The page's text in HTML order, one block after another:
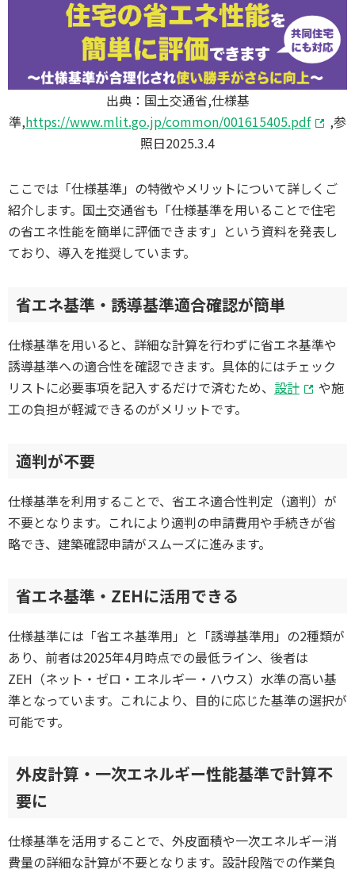
出典：国土交通省,仕様基
準,https://www.mlit.go.jp/common/001615405.pdf
,参
照日2025.3.4
ここでは「仕様基準」の特徴やメリットについて詳しくご
紹介します。国土交通省も「仕様基準を用いることで住宅
の省エネ性能を簡単に評価できます」という資料を発表し
ており、導入を推奨しています。
省エネ基準・誘導基準適合確認が簡単
仕様基準を用いると、詳細な計算を行わずに省エネ基準や
誘導基準への適合性を確認できます。具体的にはチェック
リストに必要事項を記入するだけで済むため、 設計
や施
工の負担が軽減できるのがメリットです。
適判が不要
仕様基準を利用することで、省エネ適合性判定（適判）が
不要となります。これにより適判の申請費用や手続きが省
略でき、建築確認申請がスムーズに進みます。
省エネ基準・ZEHに活用できる
仕様基準には「省エネ基準用」と「誘導基準用」の2種類が
あり、前者は2025年4月時点での最低ライン、後者は
ZEH（ネット・ゼロ・エネルギー・ハウス）水準の高い基
準となっています。これにより、目的に応じた基準の選択が
可能です。
外皮計算・一次エネルギー性能基準で計算不
要に
仕様基準を活用することで、外皮面積や一次エネルギー消
費量の詳細な計算が不要となります。設計段階での作業負